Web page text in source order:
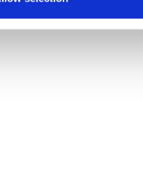
samt garantier m.m.